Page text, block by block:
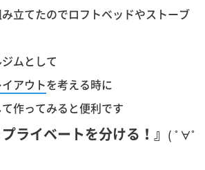
立てたのでロフトベッドやストーブ
ムとして
アウトを考える時に
作ってみると便利です
プライベートを分ける！』 ( ﾟ∀ﾟ